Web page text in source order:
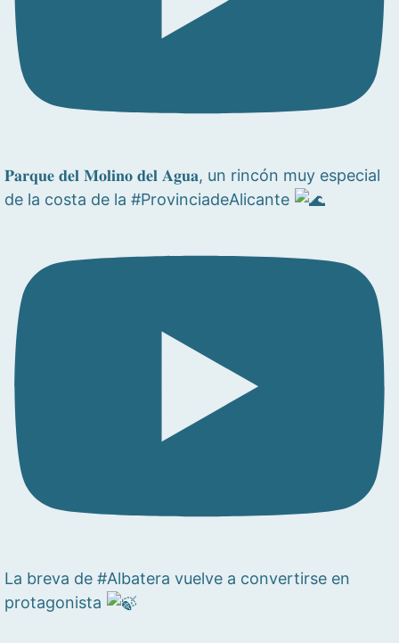
𝐏𝐚𝐫𝐪𝐮𝐞 𝐝𝐞𝐥 𝐌𝐨𝐥𝐢𝐧𝐨 𝐝𝐞𝐥 𝐀𝐠𝐮𝐚, un rincón muy especial
de la costa de la #ProvinciadeAlicante
La breva de #Albatera vuelve a convertirse en
protagonista